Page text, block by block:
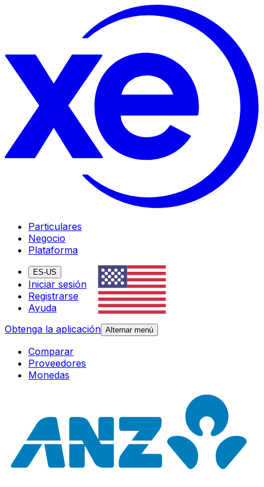
Particulares
Negocio
Plataforma
ES-US
Iniciar sesión
Registrarse
Ayuda
Obtenga la aplicación Alternar menú
Comparar
Proveedores
Monedas